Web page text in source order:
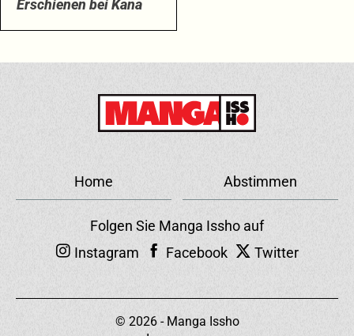
Erschienen bei Kana
Home Abstimmen
Folgen Sie Manga Issho auf
Instagram
Facebook Twitter
© 2026 - Manga Issho